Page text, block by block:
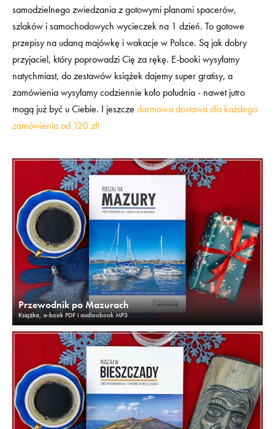
samodzielnego zwiedzania z gotowymi planami spacerów,
szlaków i samochodowych wycieczek na 1 dzień. To gotowe
przepisy na udaną majówkę i wakacje w Polsce. Są jak dobry
przyjaciel, który poprowadzi Cię za rękę. E-booki wysyłamy
natychmiast, do zestawów książek dajemy super gratisy, a
zamówienia wysyłamy codziennie koło południa - nawet jutro
mogą już być u Ciebie. I jeszcze darmowa dostawa dla każdego
zamówienia od 120 zł!
Przewodnik po Mazurach
Książka, e-book PDF i audioobook MP3